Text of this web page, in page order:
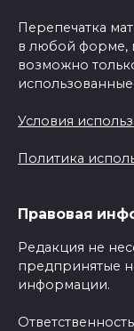
Перепечатка
в любой форме,
возможно
Условия
Политика
Правовая
Редакция не
предпринятые
информации.